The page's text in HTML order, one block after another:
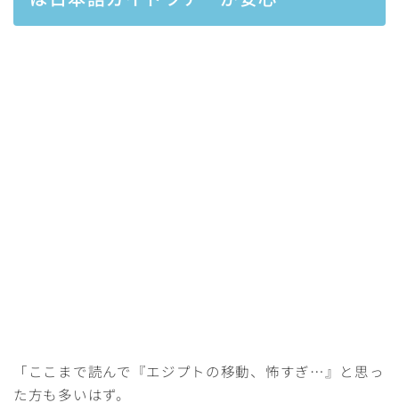
「ここまで読んで『エジプトの移動、怖すぎ…』と思っ
た方も多いはず。